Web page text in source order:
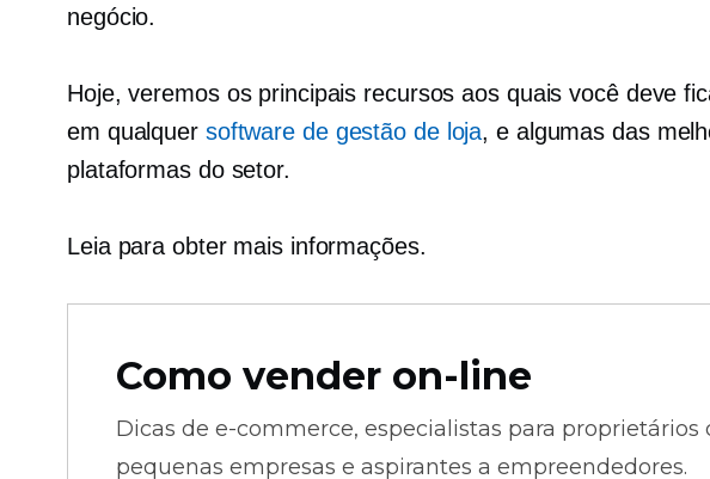
negócio.
Hoje, veremos os principais recursos aos quais você deve
em qualquer software de gestão de loja, e algumas das
plataformas do setor.
Leia para obter mais informações.
Como vender on-line
Dicas de e-commerce, especialistas para proprietários
pequenas empresas e aspirantes a empreendedores.